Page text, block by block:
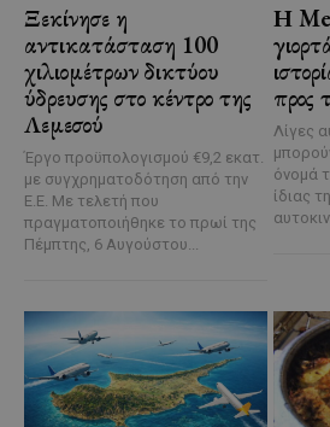
Ξεκίνησε η
αντικατάσταση 100
χιλιομέτρων δικτύου
ύδρευσης στο κέντρο της
Λεμεσού
Έργο προϋπολογισμού €9,2 εκατ.
με συγχρηματοδότηση από την
Ε.Ε. Με τελετή που
πραγματοποιήθηκε το πρωί της
Πέμπτης, 6 Αυγούστου...
Η
προς
Λίγες
όνομά
ίδιας